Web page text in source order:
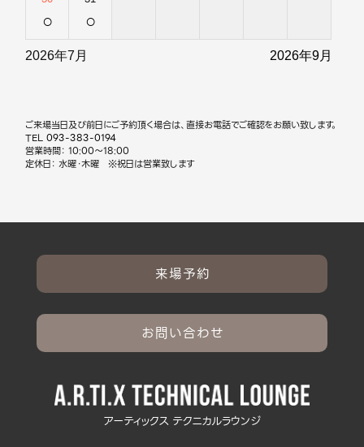
○ ○
2026年7月 2026年9月
ご来場当日及び前日にご予約頂く場合は、直接お電話でご確認をお願い致します。
TEL093-383-0194
営業時間： 10:00～18:00
定休日： 水曜・木曜 ※祝日は営業致します
来場予約
お問い合わせ
アーティックス テクニカルラウンジ